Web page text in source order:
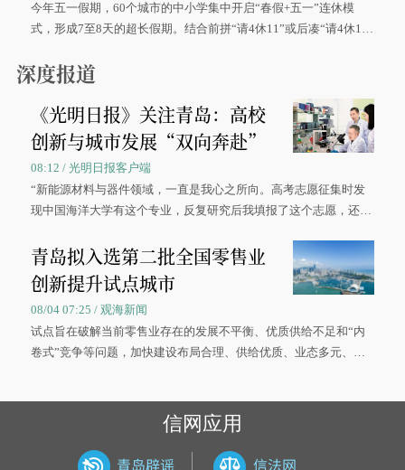
今年五一假期，60个城市的中小学集中开启“春假+五一”连休模
式，形成7至8天的超长假期。结合前拼“请4休11”或后凑“请4休1
深度报道
《光明日报》关注青岛：高校
创新与城市发展“双向奔赴”
08:12 / 光明日报客户端
“新能源材料与器件领域，一直是我心之所向。高考志愿征集时发
现中国海洋大学有这个专业，反复研究后我填报了这个志愿，还真
大学材料科学与工程学院材料类专业的录取通知书。
青岛拟入选第二批全国零售业
创新提升试点城市
08/04 07:25 / 观海新闻
试点旨在破解当前零售业存在的发展不平衡、优质供给不足和“内
卷式”竞争等问题，加快建设布局合理、供给优质、业态多元、智
信网应用